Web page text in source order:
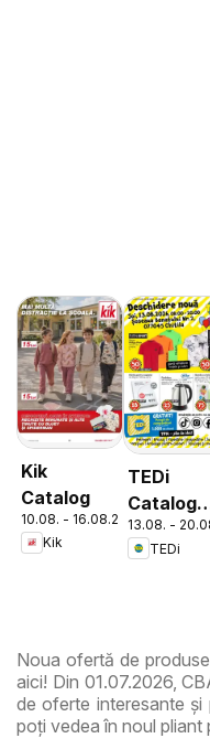
Kik
Catalog
10.08. - 16.08.2026
Kik
TEDi
Catalog
Chitila
13.08. -
TEDi
Noua ofertă de
aici! Din 01.07.2026,
de oferte interesante
poți vedea în noul pliant